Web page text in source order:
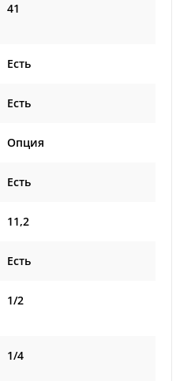
41
Есть
Есть
Опция
Есть
11,2
Есть
1/2
1/4